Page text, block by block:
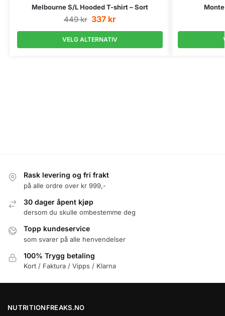
Melbourne S/L Hooded T-shirt – Sort
449kr 337 kr
VELG ALTERNATIV
Rask levering og fri frakt
på alle ordre over kr 999,-
30 dager åpent kjøp
dersom du skulle ombestemme deg
Topp kundeservice
som svarer på alle henvendelser
100% Trygg betaling
Kort / Faktura / Vipps / Klarna
NUTRITIONFREAKS.NO